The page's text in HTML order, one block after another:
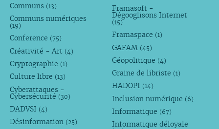
Communs (13)
Communs numériques
(19)
Conference (75)
Créativité - Art (4)
Cryptographie (1)
Culture libre (13)
Cyberattaques -
Cybersécurité (30)
DADVSI (4)
Désinformation (25)
Framasoft -
Dégooglisons Internet
(15)
Framaspace (1)
GAFAM (45)
Géopolitique (4)
Graine de libriste (1)
HADOPI (14)
Inclusion numérique (6)
Informatique (67)
Informatique déloyale